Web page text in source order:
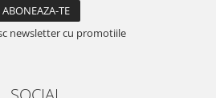
newsletter cu promotiile